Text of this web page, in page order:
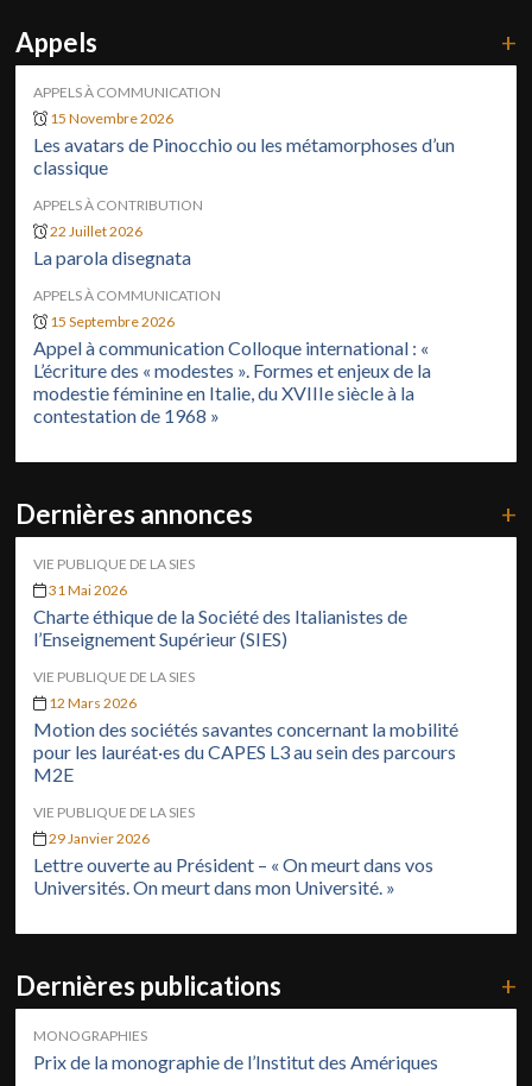
Appels +
APPELS À COMMUNICATION
15 Novembre 2026
Les avatars de Pinocchio ou les métamorphoses d’un
classique
APPELS À CONTRIBUTION
22 Juillet 2026
La parola disegnata
APPELS À COMMUNICATION
15 Septembre 2026
Appel à communication Colloque international : «
L’écriture des « modestes ». Formes et enjeux de la
modestie féminine en Italie, du XVIIIe siècle à la
contestation de 1968 »
Dernières annonces +
VIE PUBLIQUE DE LA SIES
31 Mai 2026
Charte éthique de la Société des Italianistes de
l’Enseignement Supérieur (SIES)
VIE PUBLIQUE DE LA SIES
12 Mars 2026
Motion des sociétés savantes concernant la mobilité
pour les lauréat·es du CAPES L3 au sein des parcours
M2E
VIE PUBLIQUE DE LA SIES
29 Janvier 2026
Lettre ouverte au Président – « On meurt dans vos
Universités. On meurt dans mon Université. »
Dernières publications +
MONOGRAPHIES
Prix de la monographie de l’Institut des Amériques